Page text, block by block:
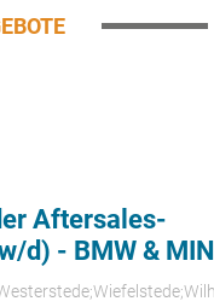
Aftersales-
d) - BMW &